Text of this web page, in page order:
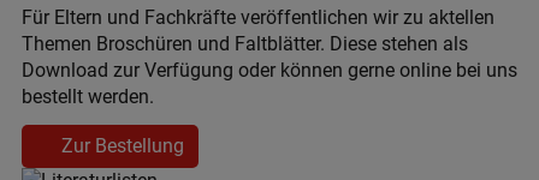
Für Eltern und Fachkräfte veröffentlichen wir zu aktellen
Themen Broschüren und Faltblätter. Diese stehen als
Download zur Verfügung oder können gerne online bei uns
bestellt werden.
Zur Bestellung